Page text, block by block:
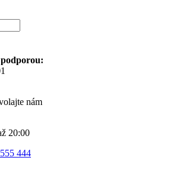
nám
20:00
444